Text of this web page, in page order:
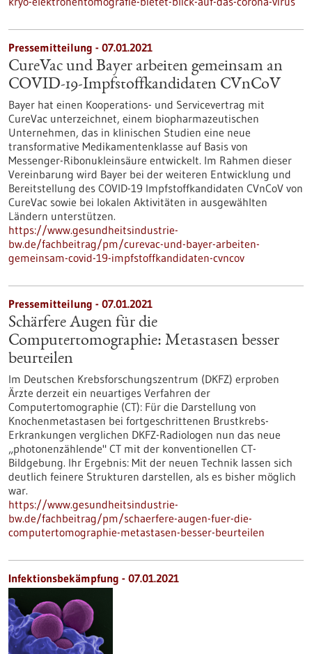
Pressemitteilung - 07.01.2021
CureVac und Bayer arbeiten gemeinsam an
COVID-19-Impfstoffkandidaten CVnCoV
Bayer hat einen Kooperations- und Servicevertrag mit
CureVac unterzeichnet, einem biopharmazeutischen
Unternehmen, das in klinischen Studien eine neue
transformative Medikamentenklasse auf Basis von
Messenger-Ribonukleinsäure entwickelt. Im Rahmen dieser
Vereinbarung wird Bayer bei der weiteren Entwicklung und
Bereitstellung des COVID-19 Impfstoffkandidaten CVnCoV von
CureVac sowie bei lokalen Aktivitäten in ausgewählten
Ländern unterstützen.
https://www.gesundheitsindustrie-
bw.de/fachbeitrag/pm/curevac-und-bayer-arbeiten-
gemeinsam-covid-19-impfstoffkandidaten-cvncov
Pressemitteilung - 07.01.2021
Schärfere Augen für die
Computertomographie: Metastasen besser
beurteilen
Im Deutschen Krebsforschungszentrum (DKFZ) erproben
Ärzte derzeit ein neuartiges Verfahren der
Computertomographie (CT): Für die Darstellung von
Knochenmetastasen bei fortgeschrittenen Brustkrebs-
Erkrankungen verglichen DKFZ-Radiologen nun das neue
„photonenzählende" CT mit der konventionellen CT-
Bildgebung. Ihr Ergebnis: Mit der neuen Technik lassen sich
deutlich feinere Strukturen darstellen, als es bisher möglich
war.
https://www.gesundheitsindustrie-
bw.de/fachbeitrag/pm/schaerfere-augen-fuer-die-
computertomographie-metastasen-besser-beurteilen
Infektionsbekämpfung - 07.01.2021